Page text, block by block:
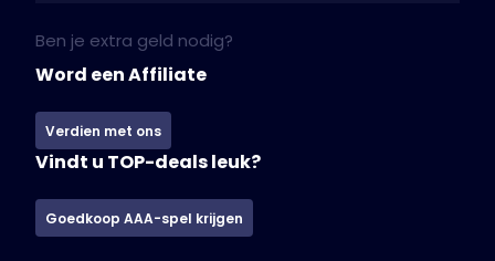
Ben je extra geld nodig?
Word een Affiliate
Verdien met ons
Vindt u TOP-deals leuk?
Goedkoop AAA-spel krijgen